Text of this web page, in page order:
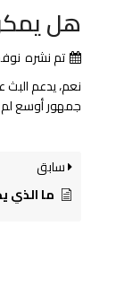
هل
تم نشره نوفمبر
نعم، يدعم البث
جمهور أوسع
سابق
ما الذي